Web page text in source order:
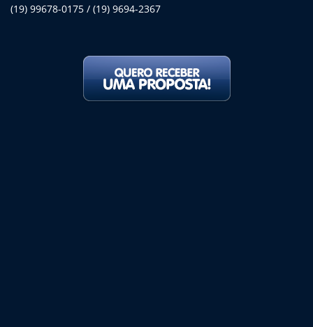
(19) 99678-0175 / (19) 9694-2367